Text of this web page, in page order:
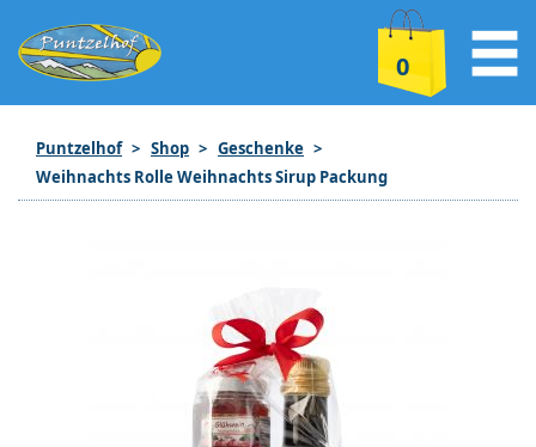
0
Puntzelhof Shop
Geschenke
Weihnachts Rolle Weihnachts Sirup Packung